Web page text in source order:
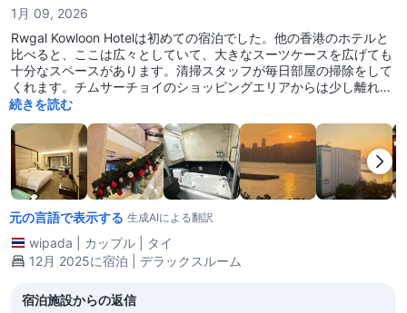
1月 09, 2026
Rwgal Kowloon Hotelは初めての宿泊でした。他の香港のホテルと
比べると、ここは広々としていて、大きなスーツケースを広げても
十分なスペースがあります。清掃スタッフが毎日部屋の掃除をして
くれます。チムサーチョイのショッピングエリアからは少し離れた
Mody通りの方にありますが、そこまで遠くはありません。ホテル
る部屋に宿泊しました。年末から新年にかけての期間でした。チェ
ックインとチェックアウトのスタッフは問題ありませんでした。フ
ロントのスタッフは7/10の評価です。ただ、氷をお願いした時、ス
タッフが忘れてしまいました。チェックインの際に宿泊費のデポジ
ットを取られましたが、現金で支払うのが一番簡単です。チェック
アウト時には現金で返金されます。全体として、部屋は良かったの
で8/10の評価です。少し埃がある部分もありましたが、部屋は広
く、ベッドも快適でした。チムサーチョイの地下鉄のP2出口に一番
近いホテルまで、約250-300メートルの距離です。このホテルはお
続きを読む
元の言語で表示する 生成AIによる翻訳
wipada カップル
タイ
12月 2025に宿泊 | デラックスルーム
宿泊施設からの返信